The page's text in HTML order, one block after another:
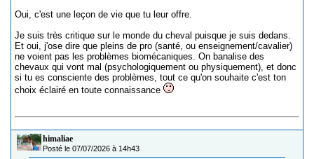
Oui, c'est une leçon de vie que tu leur offre.
Je suis très critique sur le monde du cheval puisque je suis dedans.
Et oui, j'ose dire que pleins de pro (santé, ou enseignement/cavalier)
ne voient pas les problèmes biomécaniques. On banalise des
chevaux qui vont mal (psychologiquement ou physiquement), et donc
si tu es consciente des problèmes, tout ce qu'on souhaite c'est ton
choix éclairé en toute connaissance
himaliae
Posté le 07/07/2026 à 14h43